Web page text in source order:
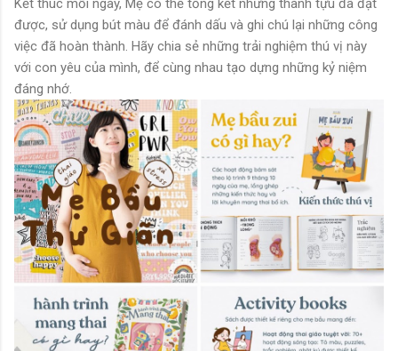
Kết thúc mỗi ngày, Mẹ có thể tổng kết những thành tựu đã đạt
được, sử dụng bút màu để đánh dấu và ghi chú lại những công
việc đã hoàn thành. Hãy chia sẻ những trải nghiệm thú vị này
với con yêu của mình, để cùng nhau tạo dựng những kỷ niệm
đáng nhớ.